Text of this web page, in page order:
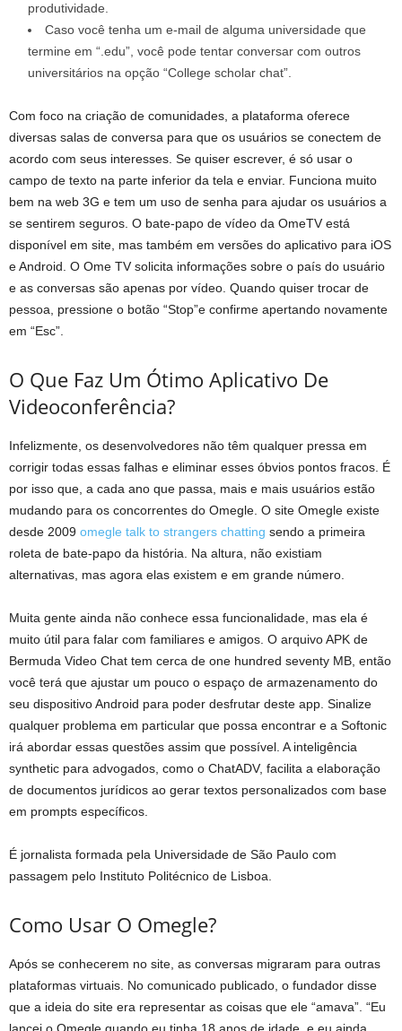
produtividade.
Caso você tenha um e-mail de alguma universidade que
termine em “.edu”, você pode tentar conversar com outros
universitários na opção “College scholar chat”.
Com foco na criação de comunidades, a plataforma oferece
diversas salas de conversa para que os usuários se conectem de
acordo com seus interesses. Se quiser escrever, é só usar o
campo de texto na parte inferior da tela e enviar. Funciona muito
bem na web 3G e tem um uso de senha para ajudar os usuários a
se sentirem seguros. O bate-papo de vídeo da OmeTV está
disponível em site, mas também em versões do aplicativo para iOS
e Android. O Ome TV solicita informações sobre o país do usuário
e as conversas são apenas por vídeo. Quando quiser trocar de
pessoa, pressione o botão “Stop”e confirme apertando novamente
em “Esc”.
O Que Faz Um Ótimo Aplicativo De
Videoconferência?
Infelizmente, os desenvolvedores não têm qualquer pressa em
corrigir todas essas falhas e eliminar esses óbvios pontos fracos. É
por isso que, a cada ano que passa, mais e mais usuários estão
mudando para os concorrentes do Omegle. O site Omegle existe
desde 2009 omegle talk to strangers chatting sendo a primeira
roleta de bate-papo da história. Na altura, não existiam
alternativas, mas agora elas existem e em grande número.
Muita gente ainda não conhece essa funcionalidade, mas ela é
muito útil para falar com familiares e amigos. O arquivo APK de
Bermuda Video Chat tem cerca de one hundred seventy MB, então
você terá que ajustar um pouco o espaço de armazenamento do
seu dispositivo Android para poder desfrutar deste app. Sinalize
qualquer problema em particular que possa encontrar e a Softonic
irá abordar essas questões assim que possível. A inteligência
synthetic para advogados, como o ChatADV, facilita a elaboração
de documentos jurídicos ao gerar textos personalizados com base
em prompts específicos.
É jornalista formada pela Universidade de São Paulo com
passagem pelo Instituto Politécnico de Lisboa.
Como Usar O Omegle?
Após se conhecerem no site, as conversas migraram para outras
plataformas virtuais. No comunicado publicado, o fundador disse
que a ideia do site era representar as coisas que ele “amava”. “Eu